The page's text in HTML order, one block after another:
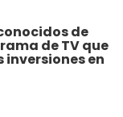
de
de TV que
inversiones en